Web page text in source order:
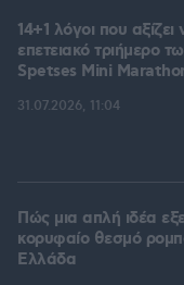
14+1 λόγοι που αξίζει
επετειακό τριήμερο
Spetses Mini
31.07.2026, 11:04
Πώς μια απλή ιδέα
κορυφαίο θεσμό
Ελλάδα